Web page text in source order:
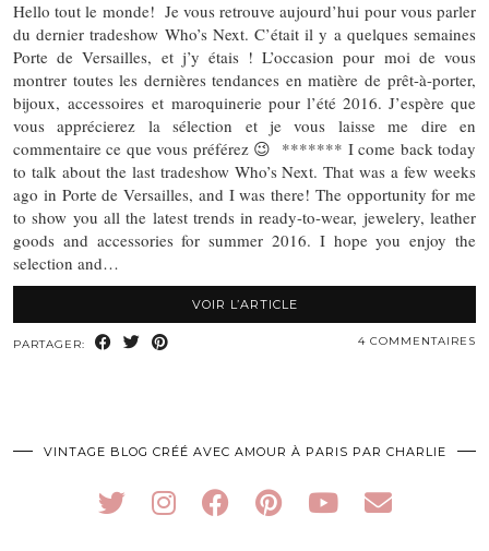
Hello tout le monde! Je vous retrouve aujourd’hui pour vous parler
du dernier tradeshow Who’s Next. C’était il y a quelques semaines
Porte de Versailles, et j’y étais ! L’occasion pour moi de vous
montrer toutes les dernières tendances en matière de prêt-à-porter,
bijoux, accessoires et maroquinerie pour l’été 2016. J’espère que
vous apprécierez la sélection et je vous laisse me dire en
commentaire ce que vous préférez 😉 ******* I come back today
to talk about the last tradeshow Who’s Next. That was a few weeks
ago in Porte de Versailles, and I was there! The opportunity for me
to show you all the latest trends in ready-to-wear, jewelery, leather
goods and accessories for summer 2016. I hope you enjoy the
selection and…
VOIR L’ARTICLE
PARTAGER: 4 COMMENTAIRES
VINTAGE BLOG CRÉÉ AVEC AMOUR À PARIS PAR CHARLIE